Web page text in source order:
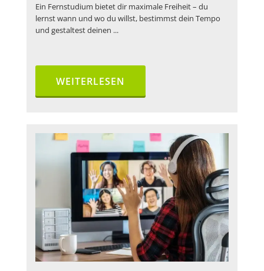
Ein Fernstudium bietet dir maximale Freiheit – du
lernst wann und wo du willst, bestimmst dein Tempo
und gestaltest deinen ...
WEITERLESEN